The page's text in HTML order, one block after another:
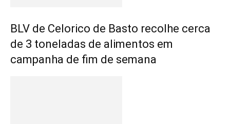
BLV de Celorico de Basto recolhe cerca
de 3 toneladas de alimentos em
campanha de fim de semana